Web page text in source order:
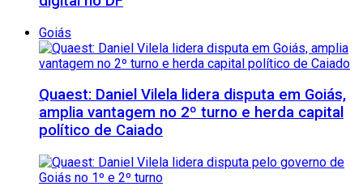
Goiás
Quaest: Daniel Vilela lidera disputa em Goiás,
amplia vantagem no 2º turno e herda capital
político de Caiado